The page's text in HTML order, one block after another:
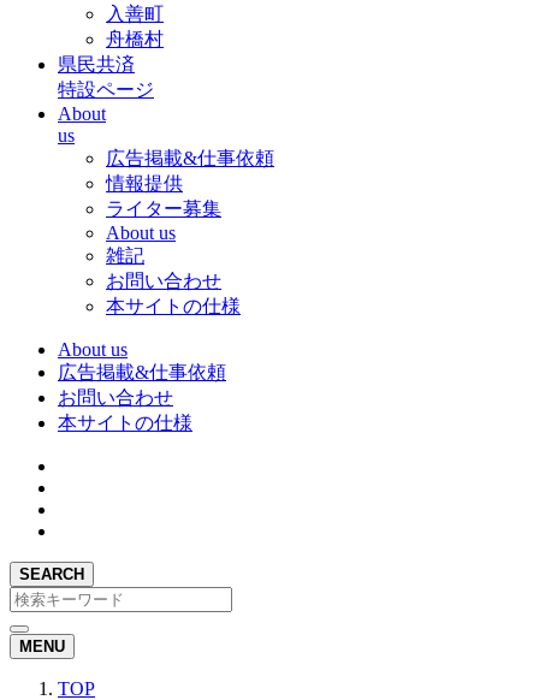
入善町
舟橋村
県民共済
特設ページ
About
us
広告掲載&仕事依頼
情報提供
ライター募集
About us
雑記
お問い合わせ
本サイトの仕様
About us
広告掲載&仕事依頼
お問い合わせ
本サイトの仕様
SEARCH
MENU
TOP